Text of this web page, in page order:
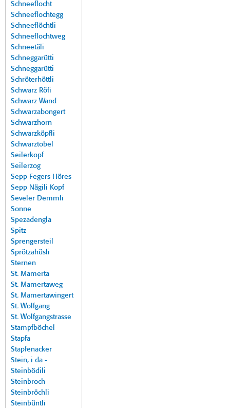
Schneeflocht
Schneeflochtegg
Schneeflöchtli
Schneeflochtweg
Schneetäli
Schneggarütti
Schneggarütti
Schröterhöttli
Schwarz Röfi
Schwarz Wand
Schwarzabongert
Schwarzhorn
Schwarzköpfli
Schwarztobel
Seilerkopf
Seilerzog
Sepp Fegers Höres
Sepp Nägili Kopf
Seveler Demmli
Sonne
Spezadengla
Spitz
Sprengersteil
Sprötzahüsli
Sternen
St. Mamerta
St. Mamertaweg
St. Mamertawingert
St. Wolfgang
St. Wolfgangstrasse
Stampfböchel
Stapfa
Stapfenacker
Stein, i da -
Steinbödili
Steinbroch
Steinbröchli
Steinbüntli